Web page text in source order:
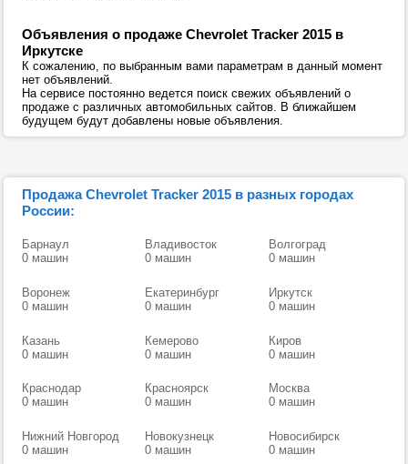
Объявления о продаже Chevrolet Tracker 2015 в
Иркутске
К сожалению, по выбранным вами параметрам в данный момент
нет объявлений.
На сервисе постоянно ведется поиск свежих объявлений о
продаже с различных автомобильных сайтов. В ближайшем
будущем будут добавлены новые объявления.
Продажа Chevrolet Tracker 2015 в разных городах
России:
Барнаул
0 машин
Владивосток
0 машин
Волгоград
0 машин
Воронеж
0 машин
Екатеринбург
0 машин
Иркутск
0 машин
Казань
0 машин
Кемерово
0 машин
Киров
0 машин
Краснодар
0 машин
Красноярск
0 машин
Москва
0 машин
Нижний Новгород
0 машин
Новокузнецк
0 машин
Новосибирск
0 машин